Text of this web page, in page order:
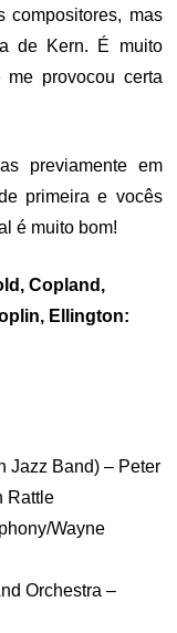
compositores, mas
de Kern. É muito
provocou certa
previamente em
primeira e vocês
é muito bom!
Copland,
Ellington:
Jazz Band) – Peter
Rattle
Wayne
Orchestra –